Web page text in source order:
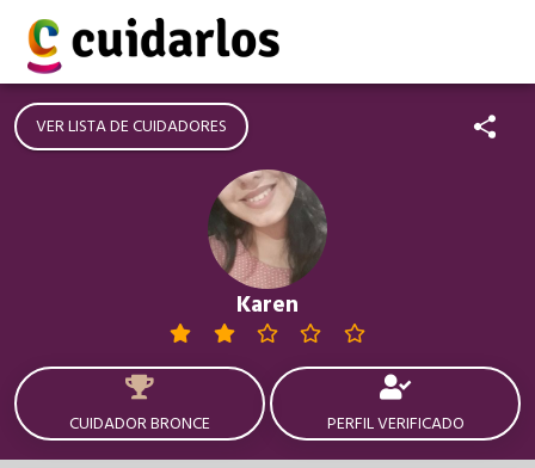
VER LISTA DE CUIDADORES
Karen
CUIDADOR BRONCE PERFIL VERIFICADO